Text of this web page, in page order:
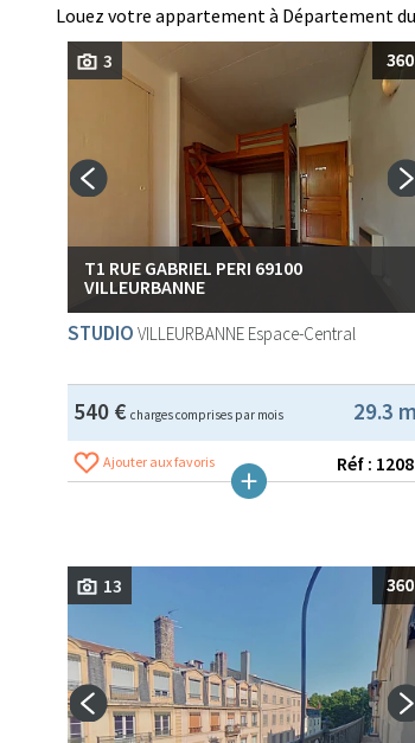
Louez votre appartement à Département
3
T1 RUE GABRIEL PERI 69100
VILLEURBANNE
STUDIO VILLEURBANNE Espace-Central
29.3 m
540 € charges comprises par mois
Ajouter aux favoris Réf :
13